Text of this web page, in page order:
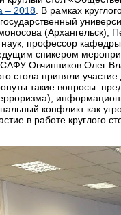
– 2018 . В рамках
(Архангельск),
наук, профессор
спикером
Овчинников Олег
стола приняли
такие вопросы:
конфликт как
в работе круглого